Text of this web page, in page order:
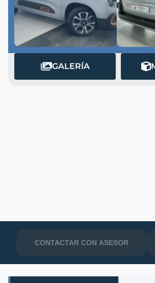
GALERÍA
CONTACTAR CON ASESOR